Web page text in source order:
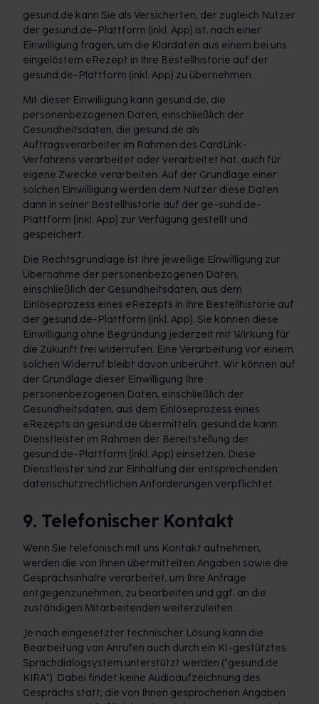
gesund.de kann Sie als Versicherten, der zugleich Nutzer
der gesund.de-Plattform (inkl. App) ist, nach einer
Einwilligung fragen, um die Klardaten aus einem bei uns
eingelöstem eRezept in Ihre Bestellhistorie auf der
gesund.de-Plattform (inkl. App) zu übernehmen.
Mit dieser Einwilligung kann gesund.de, die
personenbezogenen Daten, einschließlich der
Gesundheitsdaten, die gesund.de als
Auftragsverarbeiter im Rahmen des CardLink-
Verfahrens verarbeitet oder verarbeitet hat, auch für
eigene Zwecke verarbeiten. Auf der Grundlage einer
solchen Einwilligung werden dem Nutzer diese Daten
dann in seiner Bestellhistorie auf der ge-sund.de-
Plattform (inkl. App) zur Verfügung gestellt und
gespeichert.
Die Rechtsgrundlage ist Ihre jeweilige Einwilligung zur
Übernahme der personenbezogenen Daten,
einschließlich der Gesundheitsdaten, aus dem
Einlöseprozess eines eRezepts in Ihre Bestellhistorie auf
der gesund.de-Plattform (inkl. App). Sie können diese
Einwilligung ohne Begründung jederzeit mit Wirkung für
die Zukunft frei widerrufen. Eine Verarbeitung vor einem
solchen Widerruf bleibt davon unberührt. Wir können auf
der Grundlage dieser Einwilligung Ihre
personenbezogenen Daten, einschließlich der
Gesundheitsdaten, aus dem Einlöseprozess eines
eRezepts an gesund.de übermitteln. gesund.de kann
Dienstleister im Rahmen der Bereitstellung der
gesund.de-Plattform (inkl. App) einsetzen. Diese
Dienstleister sind zur Einhaltung der entsprechenden
datenschutzrechtlichen Anforderungen verpflichtet.
9. Telefonischer Kontakt
Wenn Sie telefonisch mit uns Kontakt aufnehmen,
werden die von Ihnen übermittelten Angaben sowie die
Gesprächsinhalte verarbeitet, um Ihre Anfrage
entgegenzunehmen, zu bearbeiten und ggf. an die
zuständigen Mitarbeitenden weiterzuleiten.
Je nach eingesetzter technischer Lösung kann die
Bearbeitung von Anrufen auch durch ein KI-gestütztes
Sprachdialogsystem unterstützt werden ("gesund.de
KIRA"). Dabei findet keine Audioaufzeichnung des
Gesprächs statt; die von Ihnen gesprochenen Angaben